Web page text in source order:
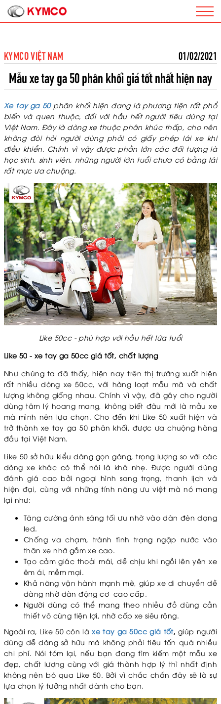
KYMCO VIỆT NAM 01/02/2021
Mẫu xe tay ga 50 phân khối giá tốt nhất hiện nay
Xe tay ga 50 phân khối hiện đang là phương tiện rất phổ
biến và quen thuộc, đối với hầu hết người tiêu dùng tại
Việt Nam. Đây là dòng xe thuộc phân khúc thấp, cho nên
không đòi hỏi người dùng phải có giấy phép lái xe khi
điều khiển. Chính vì vậy được phần lớn các đối tượng là
học sinh, sinh viên, những người lớn tuổi chưa có bằng lái
rất mực ưa chuộng.
Like 50cc - phù hợp với hầu hết lứa tuổi
Like 50 - xe tay ga 50cc giá tốt, chất lượng
Như chúng ta đã thấy, hiện nay trên thị trường xuất hiện
rất nhiều dòng xe 50cc, với hàng loạt mẫu mã và chất
lượng không giống nhau. Chính vì vậy, đã gây cho người
dùng tâm lý hoang mang, không biết đâu mới là mẫu xe
mà mình nên lựa chọn. Cho đến khi Like 50 xuất hiện và
trở thành xe tay ga 50 phân khối, được ưa chuộng hàng
đầu tại Việt Nam.
Like 50 sở hữu kiểu dáng gọn gàng, trọng lượng so với các
dòng xe khác có thể nói là khá nhẹ. Được người dùng
đánh giá cao bởi ngoại hình sang trọng, thanh lịch và
hiện đại, cùng với những tính năng ưu việt mà nó mang
lại như:
Tăng cường ánh sáng tối ưu nhờ vào dàn đèn dạng
led.
Chống va chạm, tránh tình trạng ngập nước vào
thân xe nhờ gầm xe cao.
Tạo cảm giác thoải mái, dễ chịu khi ngồi lên yên xe
êm ái, mềm mại.
Khả năng vận hành mạnh mẽ, giúp xe di chuyển dễ
dàng nhờ dàn động cơ cao cấp.
Người dùng có thể mang theo nhiều đồ dùng cần
thiết vô cùng tiện lợi, nhờ cốp xe siêu rộng.
Ngoài ra, Like 50 còn làxe tay ga 50cc giá tốt, giúp người
dùng dễ dàng sở hữu mà không phải tiêu tốn quá nhiều
chi phí. Nói tóm lại, nếu bạn đang tìm kiếm một mẫu xe
đẹp, chất lượng cùng với giá thành hợp lý thì nhất định
không nên bỏ qua Like 50. Bởi vì chắc chắn đây sẽ là sự
lựa chọn lý tưởng nhất dành cho bạn.